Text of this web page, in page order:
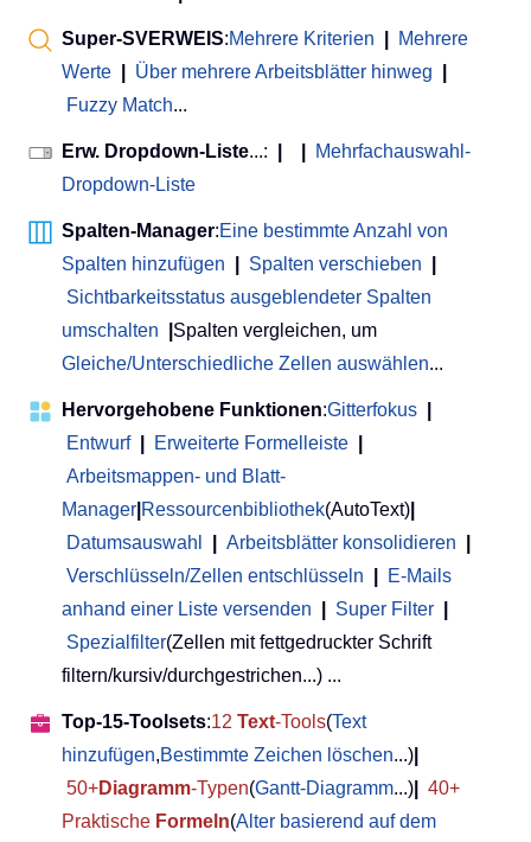
Super-SVERWEIS:Mehrere Kriterien
Mehrere
Werte
Über mehrere Arbeitsblätter hinweg
Fuzzy Match...
Erw. Dropdown-Liste...:
Mehrfachauswahl-
Dropdown-Liste
Spalten-Manager:Eine bestimmte Anzahl von
Spalten hinzufügen
Spalten verschieben
Sichtbarkeitsstatus ausgeblendeter Spalten
umschalten
Spalten vergleichen, um
Gleiche/Unterschiedliche Zellen auswählen...
Hervorgehobene Funktionen:Gitterfokus
Entwurf
Erweiterte Formelleiste
Arbeitsmappen- und Blatt-
Manager Ressourcenbibliothek(AutoText)
Datumsauswahl
Arbeitsblätter konsolidieren
Verschlüsseln/Zellen entschlüsseln
E-Mails
anhand einer Liste versenden
Super Filter
Spezialfilter(Zellen mit fettgedruckter Schrift
filtern/kursiv/durchgestrichen...) ...
Top-15-Toolsets:12 Text-Tools(Text
hinzufügen,Bestimmte Zeichen löschen...)
50+Diagramm-Typen(Gantt-Diagramm...)
40+
Praktische Formeln(Alter basierend auf dem